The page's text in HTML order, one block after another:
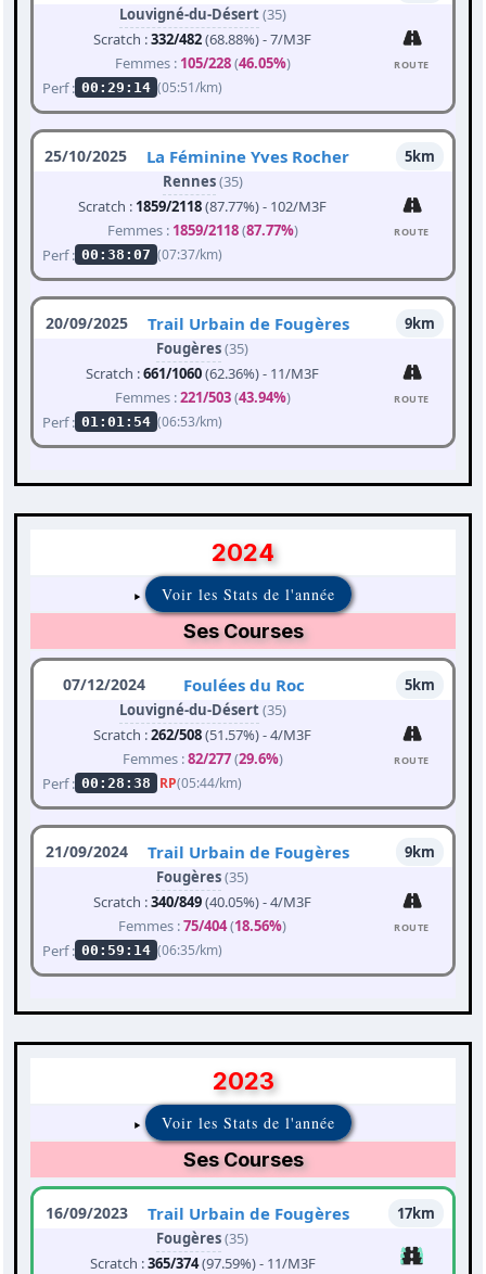
Louvigné-du-Désert(35)
Scratch :332/482(68.88%) - 7/M3F
Femmes : 105/228(46.05%)
Perf : 00:29:14 (05:51/km)
ROUTE
25/10/2025 La Féminine Yves Rocher
5km
Rennes(35)
Scratch : 1859/2118(87.77%) - 102/M3F
Femmes : 1859/2118(87.77%)
Perf : 00:38:07 (07:37/km)
ROUTE
20/09/2025 Trail Urbain de Fougères
9km
Fougères(35)
Scratch :661/1060(62.36%) - 11/M3F
Femmes :221/503(43.94%)
Perf : 01:01:54 (06:53/km)
ROUTE
2024
Voir les Stats de l'année
Ses Courses
07/12/2024 Foulées du Roc
5km
Louvigné-du-Désert(35)
Scratch :262/508(51.57%) - 4/M3F
Femmes :82/277(29.6%)
Perf : 00:28:38 RP(05:44/km)
ROUTE
21/09/2024 Trail Urbain de Fougères
9km
Fougères(35)
Scratch :340/849(40.05%) - 4/M3F
Femmes :75/404(18.56%)
Perf : 00:59:14 (06:35/km)
ROUTE
2023
Voir les Stats de l'année
Ses Courses
16/09/2023 Trail Urbain de Fougères
17km
Fougères(35)
Scratch :365/374(97.59%) - 11/M3F